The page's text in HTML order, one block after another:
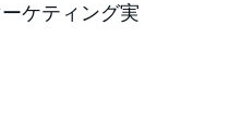
ケティング実